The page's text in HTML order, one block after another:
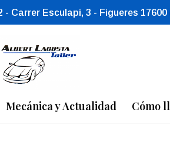
- Carrer Esculapi, 3 - Figueres
Mecánica y Actualidad Cómo